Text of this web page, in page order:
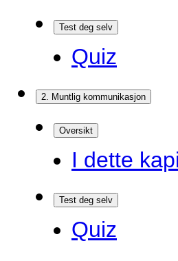
Test deg selv
Quiz
2. Muntlig kommunikasjon
Oversikt
I dette
Test deg selv
Quiz